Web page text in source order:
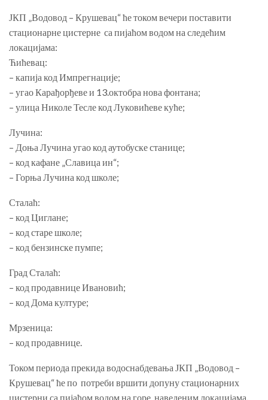
ЈКП „Водовод – Крушевац“ ће током вечери поставити
стационарне цистерне са пијаћом водом на следећим
локацијама:
Ћићевац:
– капија код Импрегнације;
– угао Карађорђеве и 13.октобра нова фонтана;
– улица Николе Тесле код Луковићеве куће;
Лучина:
– Доња Лучина угао код аутобуске станице;
– код кафане „Славица ин“;
– Горња Лучина код школе;
Сталаћ:
– код Циглане;
– код старе школе;
– код бензинске пумпе;
Град Сталаћ:
– код продавнице Ивановић;
– код Дома културе;
Мрзеница:
– код продавнице.
Током периода прекида водоснабдевања ЈКП „Водовод –
Крушевац“ ће по потреби вршити допуну стационарних
цистерни са пијаћом водом на горе наведеним локацијама.